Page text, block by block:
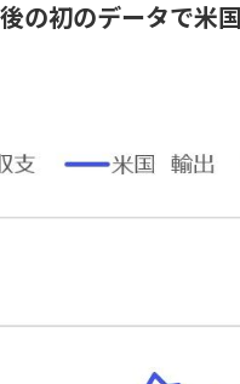
の初のデータで米